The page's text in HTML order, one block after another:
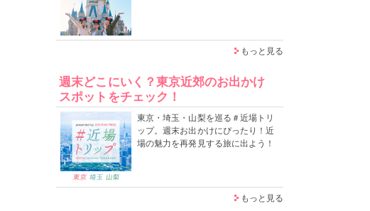
もっと見る
週末どこにいく？東京近郊のお出かけ
スポットをチェック！
東京・埼玉・山梨を巡る＃近場トリ
ップ。週末お出かけにぴったり！近
場の魅力を再発見する旅に出よう！
もっと見る